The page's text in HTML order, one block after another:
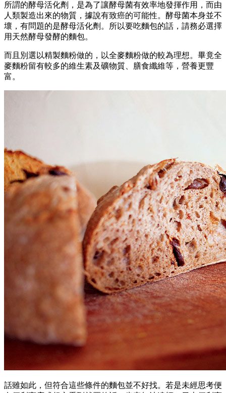
所謂的酵母活化劑，是為了讓酵母菌有效率地發揮作用，而由
人類製造出來的物質，據說有致癌的可能性。酵母菌本身並不
壞，有問題的是酵母活化劑。所以要吃麵包的話，請務必選擇
用天然酵母發酵的麵包。
而且別選以精製麵粉做的，以全麥麵粉做的較為理想。畢竟全
麥麵粉留有較多的維生素及礦物質、膳食纖維等，營養更豐
富。
話雖如此，但符合這些條件的麵包並不好找。若是未經思考便